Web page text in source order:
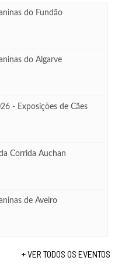
do Fundão
do Algarve
- Exposições de Cães
Corrida Auchan
de Aveiro
+ VER TODOS OS EVENTOS